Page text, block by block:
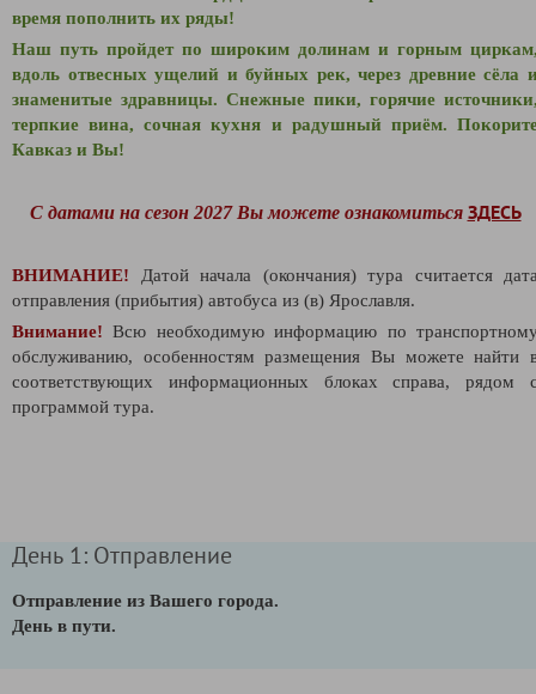
время пополнить их ряды!
Наш путь пройдет по широким долинам и горным
вдоль отвесных ущелий и буйных рек, через древние сёла
знаменитые здравницы. Снежные пики, горячие
терпкие вина, сочная кухня и радушный приём.
Кавказ и Вы!
С датами на сезон 2027 Вы можете ознакомиться ЗДЕСЬ
ВНИМАНИЕ! Датой начала (окончания) тура считается
отправления (прибытия) автобуса из (в) Ярославля.
Внимание! Всю необходимую информацию по
обслуживанию, особенностям размещения Вы можете найти
соответствующих информационных блоках справа, рядом
программой тура.
День 1: Отправление
Отправление из Вашего города.
День в пути.